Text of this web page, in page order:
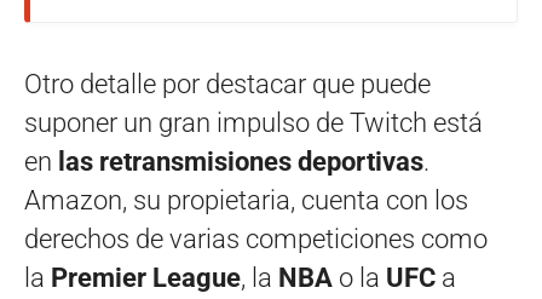
Otro detalle por destacar que puede
suponer un gran impulso de Twitch está
en las retransmisiones deportivas.
Amazon, su propietaria, cuenta con los
derechos de varias competiciones como
la Premier League, la NBA o la UFC a